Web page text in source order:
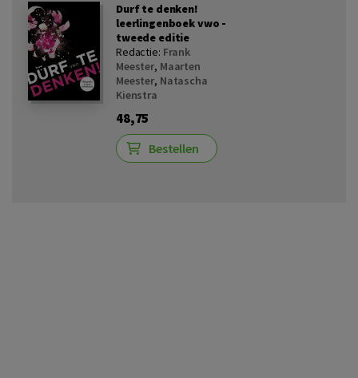
Durf te denken!
leerlingenboek vwo -
tweede editie
Redactie: Frank
Meester, Maarten
Meester, Natascha
Kienstra
48,75
Bestellen